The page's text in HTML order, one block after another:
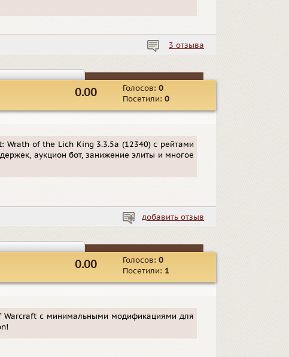
3 отзыва
Голосов: 0
Посетили: 0
0.00
Wrath of the Lich King 3.3.5a (12340) с рейтами
аукцион бот, занижение элиты и многое
добавить отзыв
Голосов: 0
Посетили: 1
0.00
Warcraft с минимальными модификациями для